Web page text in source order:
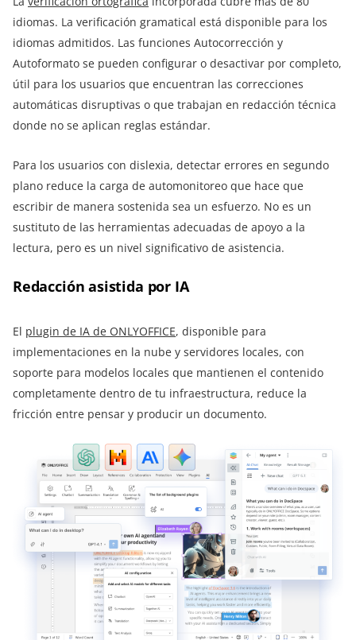
idiomas. La verificación gramatical está disponible para los
idiomas admitidos. Las funciones Autocorrección y
Autoformato se pueden configurar o desactivar por completo,
útil para los usuarios que encuentran las correcciones
automáticas disruptivas o que trabajan en redacción técnica
donde no se aplican reglas estándar.
Para los usuarios con dislexia, detectar errores en segundo
plano reduce la carga de automonitoreo que hace que
escribir de manera sostenida sea un esfuerzo. No es un
sustituto de las herramientas adecuadas de apoyo a la
lectura, pero es un nivel significativo de asistencia.
Redacción asistida por IA
El plugin de IA de ONLYOFFICE, disponible para
implementaciones en la nube y servidores locales, con
soporte para modelos locales que mantienen el contenido
completamente dentro de tu infraestructura, reduce la
fricción entre pensar y producir un documento.